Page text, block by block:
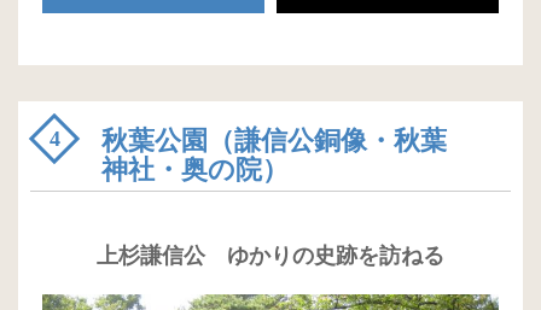
4
秋葉公園（謙信公銅像・秋葉
神社・奥の院）
上杉謙信公 ゆかりの史跡を訪ねる